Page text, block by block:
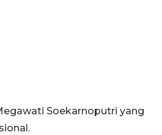
Soekarnoputri yang